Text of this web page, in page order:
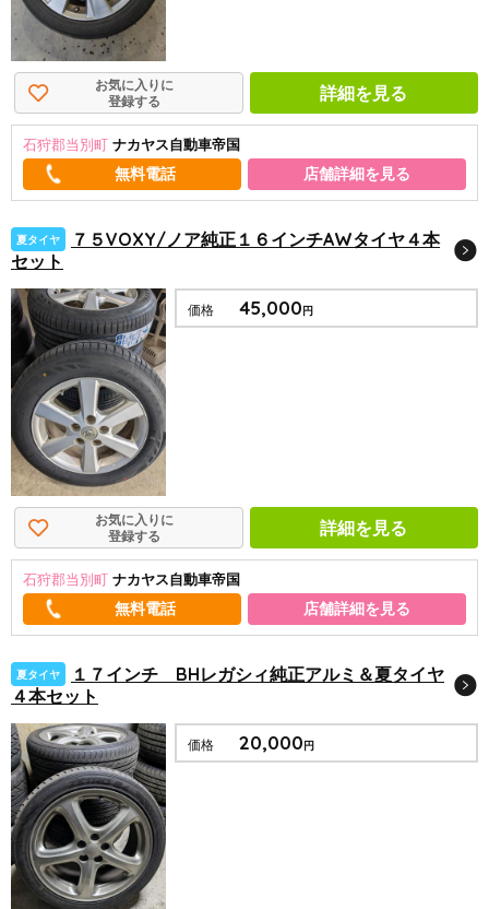
お気に入りに
登録する
詳細を見る
石狩郡当別町 ナカヤス自動車帝国
店舗詳細を見る
夏タイヤ
７５VOXY/ノア純正１６インチAWタイヤ４本
セット
価格 45,000 円
お気に入りに
登録する
詳細を見る
石狩郡当別町 ナカヤス自動車帝国
店舗詳細を見る
夏タイヤ
１７インチ BHレガシィ純正アルミ＆夏タイヤ
４本セット
価格 20,000円